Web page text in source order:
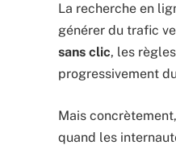
La recherche en
générer du trafic
sans clic, les
progressivement
Mais
quand les